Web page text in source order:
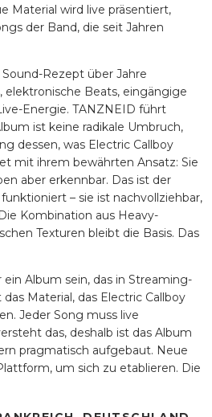
Material wird live präsentiert,
der Band, die seit Jahren
Rezept über Jahre
elektronische Beats, eingängige
Energie. TANZNEID führt
ist keine radikale Umbruch,
dessen, was Electric Callboy
mit ihrem bewährten Ansatz: Sie
aber erkennbar. Das ist der
– sie ist nachvollziehbar,
Kombination aus Heavy-
Texturen bleibt die Basis. Das
Album sein, das in Streaming-
Material, das Electric Callboy
Jeder Song muss live
das, deshalb ist das Album
pragmatisch aufgebaut. Neue
um sich zu etablieren. Die